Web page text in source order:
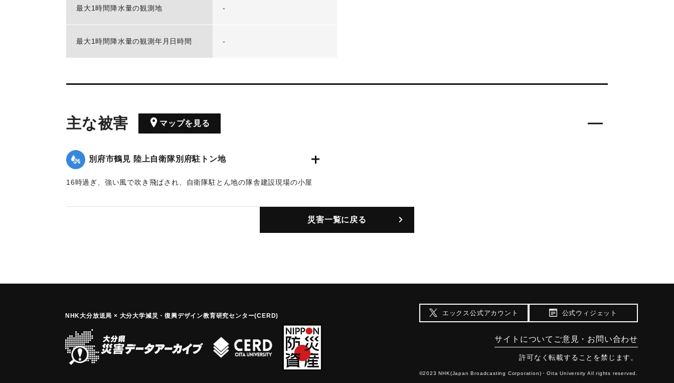
最大1時間降水量の観測地 -
最大1時間降水量の観測年月日時間 -
主な被害 マップを見る
別府市鶴見 陸上自衛隊別府駐トン地
16時過ぎ、強い風で吹き飛ばされ、自衛隊駐とん地の隊舎建設現場の小屋
災害一覧に戻る
NHK大分放送局 × 大分大学減災 ・復興デザイン教育研究センター(CERD) エックス公式アカウント 公式ウィジェット
サイトについて ご意見・お問い合わせ
許可なく転載することを禁じます。
©2023 NHK(Japan Broadcasting Corporation)・Oita University All rights reserved.